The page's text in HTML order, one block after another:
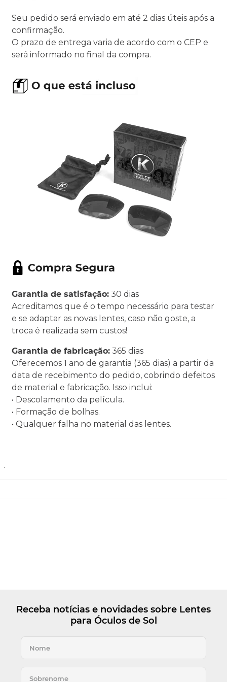
Seu pedido será enviado em até 2 dias úteis após a
confirmação.
O prazo de entrega varia de acordo com o CEP e
será informado no final da compra.
Garantia de satisfação: 30 dias
Acreditamos que é o tempo necessário para testar
e se adaptar as novas lentes, caso não goste, a
troca é realizada sem custos!
Garantia de fabricação: 365 dias
Oferecemos 1 ano de garantia (365 dias) a partir da
data de recebimento do pedido, cobrindo defeitos
de material e fabricação. Isso inclui:
• Descolamento da película.
• Formação de bolhas.
• Qualquer falha no material das lentes.
.
Receba notícias e novidades sobre Lentes
para Óculos de Sol